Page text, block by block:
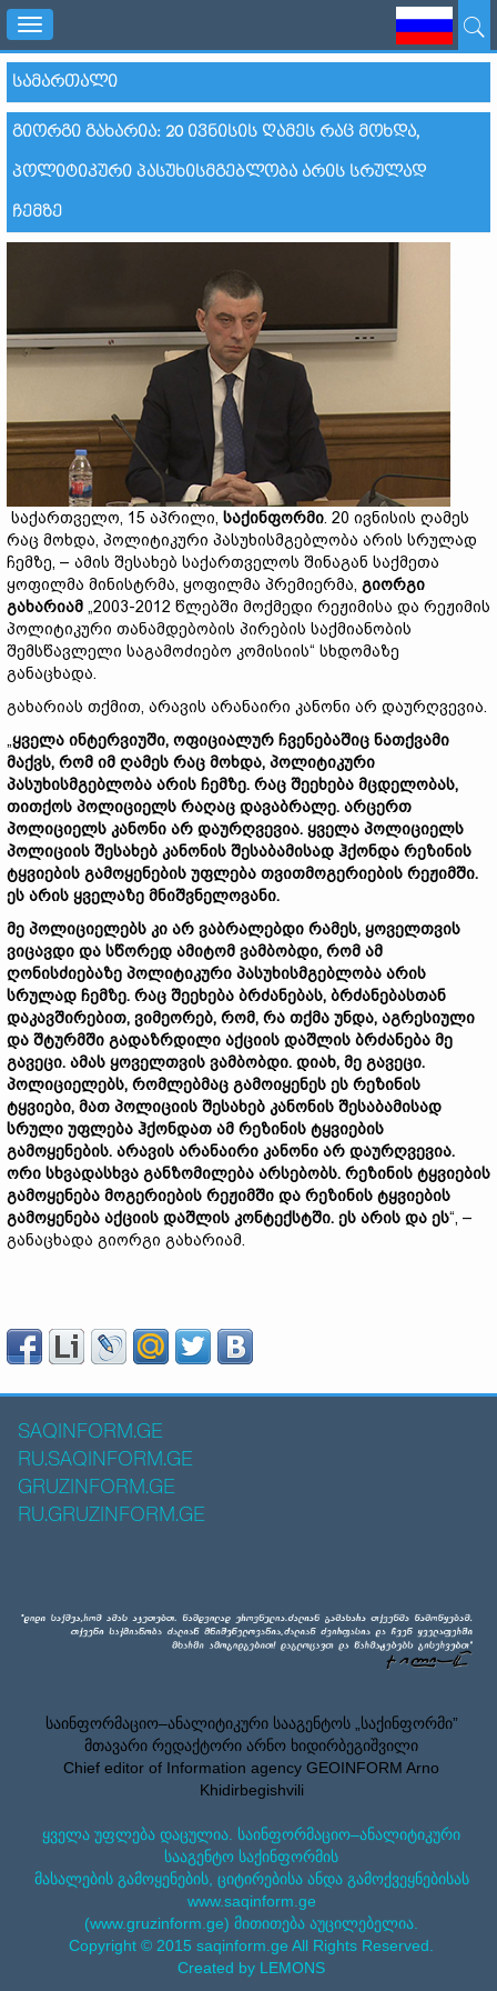
Toggle
navigation
ᲡᲐᲛᲐᲠᲗᲐᲚᲘ
ᲒᲘᲝᲠᲒᲘ ᲒᲐᲮᲐᲠᲘᲐ: 20 ᲘᲕᲜᲘᲡᲘᲡ ᲦᲐᲛᲔᲡ ᲠᲐᲪ ᲛᲝᲮᲓᲐ,
ᲞᲝᲚᲘᲢᲘᲙᲣᲠᲘ ᲞᲐᲡᲣᲮᲘᲡᲛᲒᲔᲑᲚᲝᲑᲐ ᲐᲠᲘᲡ ᲡᲠᲣᲚᲐᲓ
ᲩᲔᲛᲖᲔ
საქართველო, 15 აპრილი, საქინფორმი. 20 ივნისის ღამეს
რაც მოხდა, პოლიტიკური პასუხისმგებლობა არის სრულად
ჩემზე, – ამის შესახებ საქართველოს შინაგან საქმეთა
ყოფილმა მინისტრმა, ყოფილმა პრემიერმა, გიორგი
გახარიამ „2003-2012 წლებში მოქმედი რეჟიმისა და რეჟიმის
პოლიტიკური თანამდებობის პირების საქმიანობის
შემსწავლელი საგამოძიებო კომისიის“ სხდომაზე
განაცხადა.
გახარიას თქმით, არავის არანაირი კანონი არ დაურღვევია.
„ყველა ინტერვიუში, ოფიციალურ ჩვენებაშიც ნათქვამი
მაქვს, რომ იმ ღამეს რაც მოხდა, პოლიტიკური
პასუხისმგებლობა არის ჩემზე. რაც შეეხება მცდელობას,
თითქოს პოლიციელს რაღაც დავაბრალე. არცერთ
პოლიციელს კანონი არ დაურღვევია. ყველა პოლიციელს
პოლიციის შესახებ კანონის შესაბამისად ჰქონდა რეზინის
ტყვიების გამოყენების უფლება თვითმოგერიების რეჟიმში.
ეს არის ყველაზე მნიშვნელოვანი.
მე პოლიციელებს კი არ ვაბრალებდი რამეს, ყოველთვის
ვიცავდი და სწორედ ამიტომ ვამბობდი, რომ ამ
ღონისძიებაზე პოლიტიკური პასუხისმგებლობა არის
სრულად ჩემზე. რაც შეეხება ბრძანებას, ბრძანებასთან
დაკავშირებით, ვიმეორებ, რომ, რა თქმა უნდა, აგრესიული
და შტურმში გადაზრდილი აქციის დაშლის ბრძანება მე
გავეცი. ამას ყოველთვის ვამბობდი. დიახ, მე გავეცი.
პოლიციელებს, რომლებმაც გამოიყენეს ეს რეზინის
ტყვიები, მათ პოლიციის შესახებ კანონის შესაბამისად
სრული უფლება ჰქონდათ ამ რეზინის ტყვიების
გამოყენების. არავის არანაირი კანონი არ დაურღვევია.
ორი სხვადასხვა განზომილება არსებობს. რეზინის ტყვიების
გამოყენება მოგერიების რეჟიმში და რეზინის ტყვიების
გამოყენება აქციის დაშლის კონტექსტში. ეს არის და ეს“, –
განაცხადა გიორგი გახარიამ.
SAQINFORM.GE
RU.SAQINFORM.GE
GRUZINFORM.GE
RU.GRUZINFORM.GE
საინფორმაციო–ანალიტიკური სააგენტოს „საქინფორმი”
მთავარი რედაქტორი არნო ხიდირბეგიშვილი
Chief editor of Information agency GEOINFORM Arno
Khidirbegishvili
ყველა უფლება დაცულია. საინფორმაციო–ანალიტიკური
სააგენტო საქინფორმის
მასალების გამოყენების, ციტირებისა ანდა გამოქვეყნებისას
www.saqinform.ge
(www.gruzinform.ge) მითითება აუცილებელია.
Copyright © 2015 saqinform.ge All Rights Reserved.
Created by LEMONS